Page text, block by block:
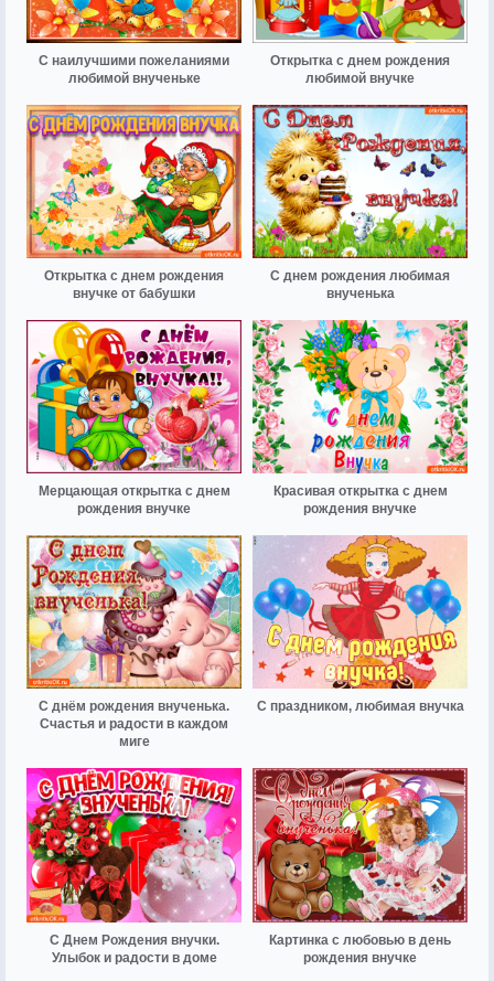
С наилучшими пожеланиями
любимой внученьке
Открытка с днем рождения
любимой внучке
Открытка с днем рождения
внучке от бабушки
C днем рождения любимая
внученька
Мерцающая открытка с днем
рождения внучке
Красивая открытка с днем
рождения внучке
С днём рождения внученька.
Счастья и радости в каждом
миге
С праздником, любимая внучка
С Днем Рождения внучки.
Улыбок и радости в доме
Картинка с любовью в день
рождения внучке